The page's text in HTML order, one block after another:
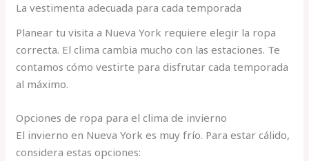
La vestimenta adecuada para cada temporada
Planear tu visita a Nueva York requiere elegir la ropa
correcta. El clima cambia mucho con las estaciones. Te
contamos cómo vestirte para disfrutar cada temporada
al máximo.
Opciones de ropa para el clima de invierno
El invierno en Nueva York es muy frío. Para estar cálido,
considera estas opciones: